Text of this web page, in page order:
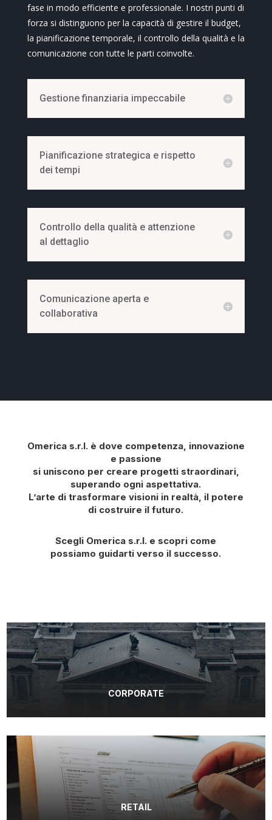
fase in modo efficiente e professionale. I nostri punti di
forza si distinguono per la capacità di gestire il budget,
la pianificazione temporale, il controllo della qualità e la
comunicazione con tutte le parti coinvolte.
Gestione finanziaria impeccabile
Pianificazione strategica e rispetto
dei tempi
Controllo della qualità e attenzione
al dettaglio
Comunicazione aperta e
collaborativa
Omerica s.r.l. è dove competenza, innovazione
e passione
si uniscono per creare progetti straordinari,
superando ogni aspettativa.
L’arte di trasformare visioni in realtà, il potere
di costruire il futuro.
Scegli Omerica s.r.l. e scopri come
possiamo guidarti verso il successo.
CORPORATE
RETAIL